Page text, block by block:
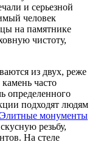
и серьезной
человек
на памятнике
чистоту,
из двух, реже
часто
определенного
подходят людям
Элитные монументы
резьбу,
На стеле